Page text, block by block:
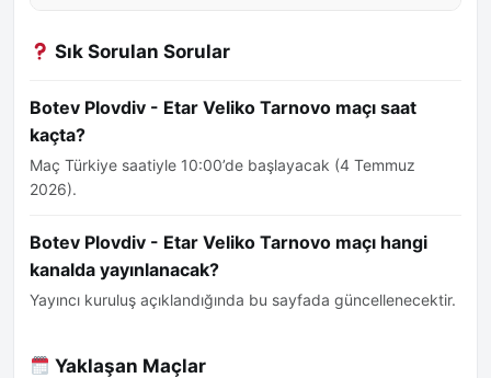
Sık Sorulan Sorular
Botev Plovdiv - Etar Veliko Tarnovo maçı saat
kaçta?
Maç Türkiye saatiyle 10:00’de başlayacak (4 Temmuz
2026).
Botev Plovdiv - Etar Veliko Tarnovo maçı hangi
kanalda yayınlanacak?
Yayıncı kuruluş açıklandığında bu sayfada güncellenecektir.
Yaklaşan Maçlar